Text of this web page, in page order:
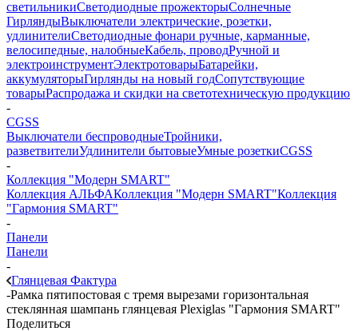
светильникиСветодиодные прожекторыСолнечные
ГирляндыВыключатели электрические, розетки,
удлинителиСветодиодные фонари ручные, карманные,
велосипедные, налобныеКабель, проводРучной и
электроинструментЭлектротоварыБатарейки,
аккумуляторыГирлянды на новый годСопутствующие
товарыРаспродажа и скидки на светотехническую продукцию
-
CGSS
Выключатели беспроводныеТройники,
разветвителиУдлинители бытовыеУмные розеткиCGSS
-
Коллекция "Модерн SMART"
Коллекция АЛЬФАКоллекция "Модерн SMART"Коллекция
"Гармония SMART"
-
Панели
Панели
-
Глянцевая Фактура
-Рамка пятипостовая с тремя вырезами горизонтальная
стеклянная шампань глянцевая Plexiglas "Гармония SMART"
Поделиться